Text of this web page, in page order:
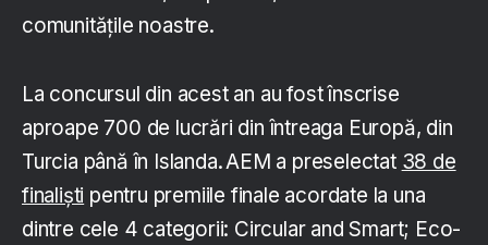
comunitățile noastre.
La concursul din acest an au fost înscrise
aproape 700 de lucrări din întreaga Europă, din
Turcia până în Islanda. AEM a preselectat 38 de
finaliști pentru premiile finale acordate la una
dintre cele 4 categorii: Circular and Smart; Eco-